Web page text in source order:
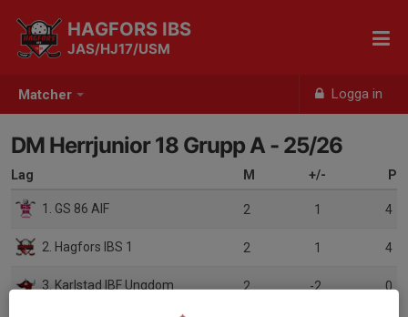
Matcher Logga in
HAGFORS IBS
JAS/HJ17/USM
DM Herrjunior 18 Grupp A - 25/26
Lag M +/- P
1. GS 86 AIF 2 1 4
2. Hagfors IBS 1 2 1 4
3. Karlstad IBF Ungdom 2 -2 0